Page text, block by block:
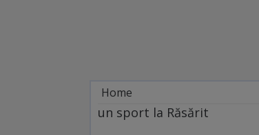
Home
EDITORIALE ȘI OPINII
PE CE LUME TRĂIM
un sport la Răsărit